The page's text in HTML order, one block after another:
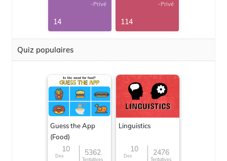
-Privé
14
-Privé
114
Quiz populaires
Guess the App
(Food)
10
Des
5362
Tentatives
Linguistics
10
Des
2476
Tentatives